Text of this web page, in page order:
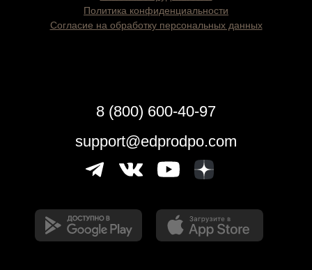
Политика конфиденциальности
Согласие на обработку персональных данных
8 (800) 600-40-97
support@edprodpo.com